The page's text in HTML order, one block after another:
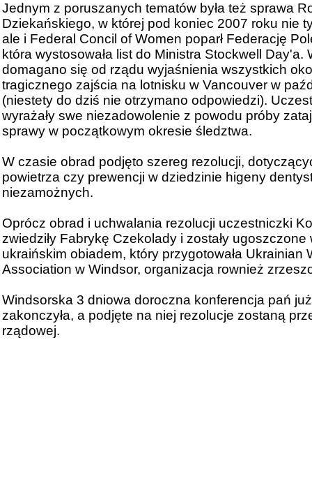
Jednym z poruszanych tematów była też sprawa
Dziekańskiego, w której pod koniec 2007 roku nie
ale i Federal Concil of Women poparł Federację
która wystosowała list do Ministra Stockwell Day'a.
domagano się od rządu wyjaśnienia wszystkich
tragicznego zajścia na lotnisku w Vancouver w
(niestety do dziś nie otrzymano odpowiedzi).
wyrażały swe niezadowolenie z powodu próby
sprawy w początkowym okresie śledztwa.
W czasie obrad podjęto szereg rezolucji,
powietrza czy prewencji w dziedzinie higeny
niezamożnych.
Oprócz obrad i uchwalania rezolucji uczestniczki
zwiedziły Fabrykę Czekolady i zostały ugoszczone
ukraińskim obiadem, który przygotowała Ukrainian
Association w Windsor, organizacja rownież
Windsorska 3 dniowa doroczna konferencja pań
zakonczyła, a podjęte na niej rezolucje zostaną
rządowej.